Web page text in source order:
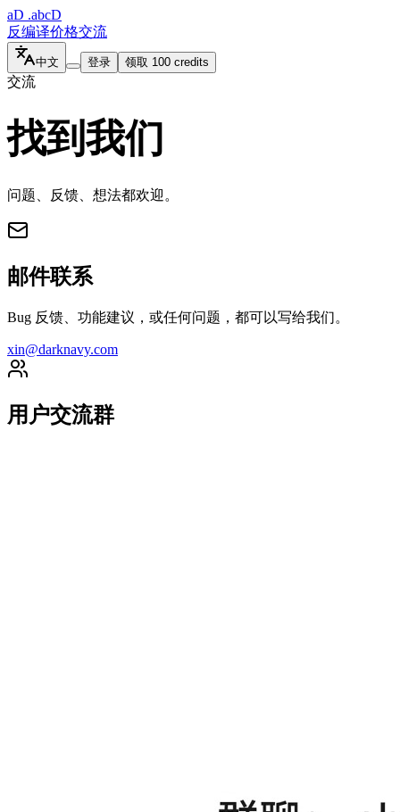
aD .abcD
反编译价格交流
中文 登录 领取 100 credits
交流
找到我们
问题、反馈、想法都欢迎。
邮件联系
Bug 反馈、功能建议，或任何问题，都可以写给我们。
xin@darknavy.com
用户交流群